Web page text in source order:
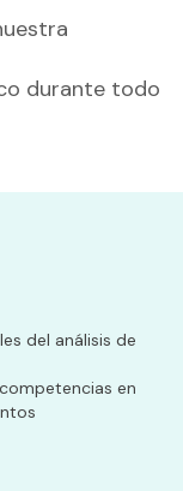
durante todo
del análisis de
en